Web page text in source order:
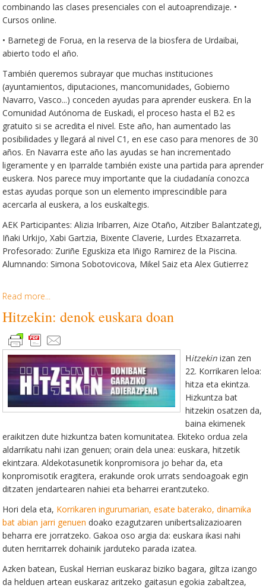
combinando las clases presenciales con el autoaprendizaje. •
Cursos online.
• Barnetegi de Forua, en la reserva de la biosfera de Urdaibai,
abierto todo el año.
También queremos subrayar que muchas instituciones
(ayuntamientos, diputaciones, mancomunidades, Gobierno
Navarro, Vasco...) conceden ayudas para aprender euskera. En la
Comunidad Autónoma de Euskadi, el proceso hasta el B2 es
gratuito si se acredita el nivel. Este año, han aumentado las
posibilidades y llegará al nivel C1, en ese caso para menores de 30
años. En Navarra este año las ayudas se han incrementado
ligeramente y en Iparralde también existe una partida para aprender
euskera. Nos parece muy importante que la ciudadanía conozca
estas ayudas porque son un elemento imprescindible para
acercarla al euskera, a los euskaltegis.
AEK Participantes: Alizia Iribarren, Aize Otaño, Aitziber Balantzategi,
Iñaki Urkijo, Xabi Gartzia, Bixente Claverie, Lurdes Etxazarreta.
Profesorado: Zuriñe Eguskiza eta Iñigo Ramirez de la Piscina.
Alumnando: Simona Sobotovicova, Mikel Saiz eta Alex Gutierrez
Read more...
Hitzekin: denok euskara doan
Hitzekin izan zen
22. Korrikaren leloa:
hitza eta ekintza.
Hizkuntza bat
hitzekin osatzen da,
baina ekimenek
eraikitzen dute hizkuntza baten komunitatea. Ekiteko ordua zela
aldarrikatu nahi izan genuen; orain dela unea: euskara, hitzetik
ekintzara. Aldekotasunetik konpromisora jo behar da, eta
konpromisotik eragitera, erakunde orok urrats sendoagoak egin
ditzaten jendartearen nahiei eta beharrei erantzuteko.
Hori dela eta, Korrikaren ingurumarian, esate baterako, dinamika
bat abian jarri genuen doako ezagutzaren unibertsalizazioaren
beharra ere jorratzeko. Gakoa oso argia da: euskara ikasi nahi
duten herritarrek dohainik jarduteko parada izatea.
Azken batean, Euskal Herrian euskaraz biziko bagara, giltza izango
da helduen artean euskaraz aritzeko gaitasun egokia zabaltzea,